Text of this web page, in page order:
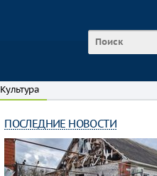
Культура
ПОСЛЕДНИЕ НОВОСТИ